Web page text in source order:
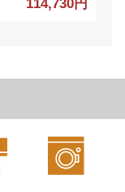
114,730円